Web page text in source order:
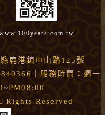
鹿港鎮中山路125號
｜服務時間：週一
Reserved